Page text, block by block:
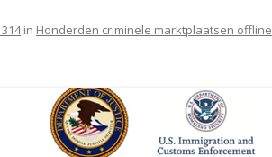
in Honderden criminele marktplaatsen offline